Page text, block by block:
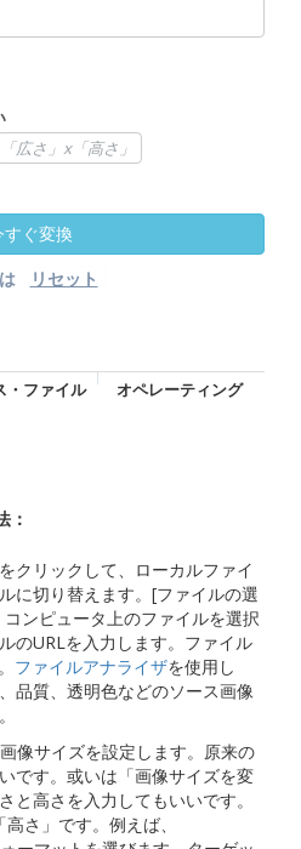
・ファイル オペレーティング
：
クリックして、ローカルファイ
に切り替えます。[ファイルの選
ンピュータ上のファイルを選択
のURLを入力します。ファイル
ファイルアナライザを使用し
品質、透明色などのソース画像
像サイズを設定します。原来の
です。或いは「画像サイズを変
と高さを入力してもいいです。
さ」です。例えば、